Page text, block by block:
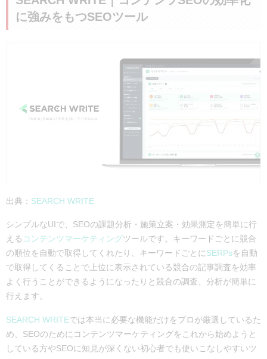
に強みをもつSEOツール
出典： SEARCH WRITE
シンプルなUIで、SEOの課題分析・施策立案・効果測定を簡単に行
える コンテンツマーケティングツールです。キーワードごとに競合
の順位を自動で取得してくれたり、キーワードごとにSERPsを自動
で取得してくることで上位に表示されている競合の記事調査を効率
よく行うことができるようになったりと競合の調査、分析が簡単に
行えます。
SEARCH WRITEでは本当に必要な機能だけをプロが厳選しているた
め、SEOのためにコンテンツマーケティングをこれから始めようと
している方やSEOに知見が深くない初心者でも使いこなしやすいツ